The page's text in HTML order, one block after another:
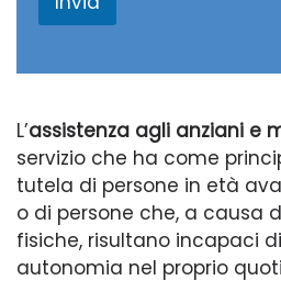
g
o
L’assistenza agli anziani e
servizio che ha come
tutela di persone in età
o di persone che, a causa
fisiche, risultano incapaci
autonomia nel proprio